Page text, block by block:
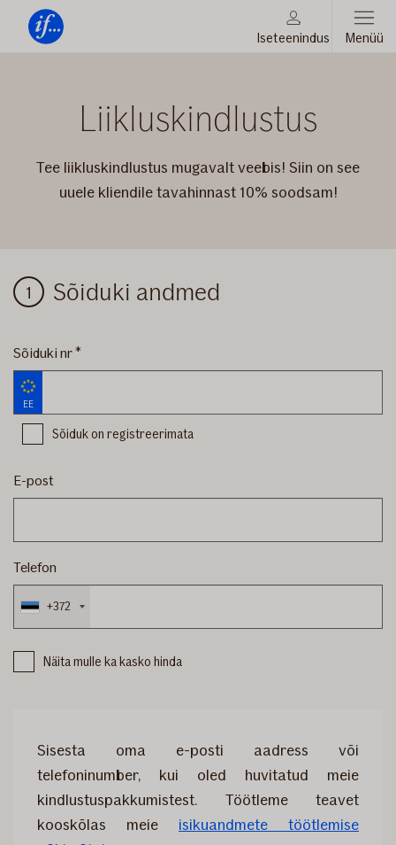
Sinu
Iseteenindus Menüü
Liikluskindlustus
Tee liikluskindlustus mugavalt veebis! Siin on see
uuele kliendile tavahinnast 10% soodsam!
Liikluskindlustus
Sõiduki andmed
Sõiduki nr
EE
Sõiduk on registreerimata
E-post
Telefon
+372
Näita mulle ka kasko hinda
Sisesta oma e-posti aadress või
telefoninumber, kui oled huvitatud meie
kindlustuspakkumistest. Töötleme teavet
kooskõlas meie isikuandmete töötlemise